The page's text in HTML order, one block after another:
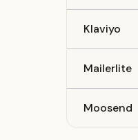
Klaviyo
Mailerlite
Moosend